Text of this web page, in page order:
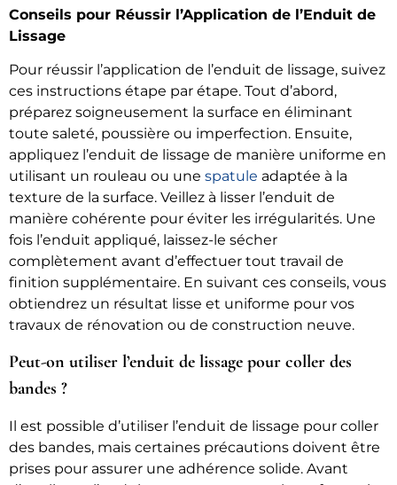
Conseils pour Réussir l’Application de l’Enduit de
Lissage
Pour réussir l’application de l’enduit de lissage, suivez
ces instructions étape par étape. Tout d’abord,
préparez soigneusement la surface en éliminant
toute saleté, poussière ou imperfection. Ensuite,
appliquez l’enduit de lissage de manière uniforme en
utilisant un rouleau ou une spatule adaptée à la
texture de la surface. Veillez à lisser l’enduit de
manière cohérente pour éviter les irrégularités. Une
fois l’enduit appliqué, laissez-le sécher
complètement avant d’effectuer tout travail de
finition supplémentaire. En suivant ces conseils, vous
obtiendrez un résultat lisse et uniforme pour vos
travaux de rénovation ou de construction neuve.
Peut-on utiliser l’enduit de lissage pour coller des
bandes ?
Il est possible d’utiliser l’enduit de lissage pour coller
des bandes, mais certaines précautions doivent être
prises pour assurer une adhérence solide. Avant